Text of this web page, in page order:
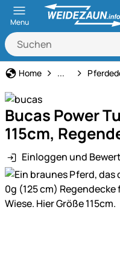
Menu
Home Pferdehaltung
...
Bucas Power
115cm,
Einloggen und
Produktgalerie